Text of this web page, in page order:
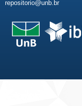
repositorio@unb.br